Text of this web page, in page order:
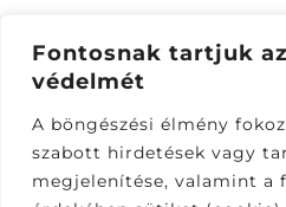
Fontosnak tartjuk
védelmét
A böngészési élmény
szabott hirdetések vagy
megjelenítése, valamint a